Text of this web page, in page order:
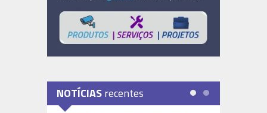
NOTÍCIASrecentes